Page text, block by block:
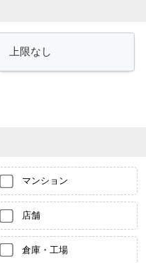
マンション
店舗
倉庫・工場